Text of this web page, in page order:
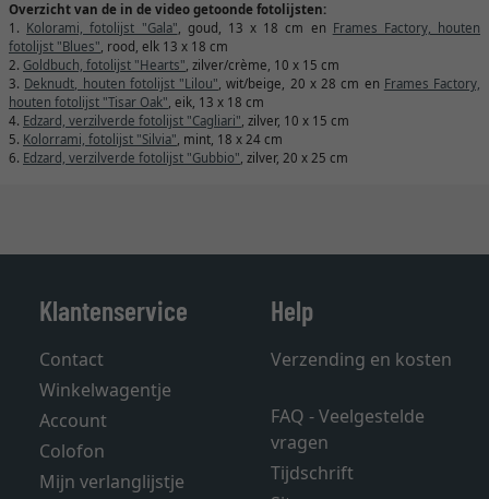
Overzicht van de in de video getoonde fotolijsten:
1. Kolorami, fotolijst "Gala", goud, 13 x 18 cm en Frames Factory, houten
fotolijst "Blues", rood, elk 13 x 18 cm
2. Goldbuch, fotolijst "Hearts", zilver/crème, 10 x 15 cm
3. Deknudt, houten fotolijst "Lilou", wit/beige, 20 x 28 cm en Frames Factory,
houten fotolijst "Tisar Oak", eik, 13 x 18 cm
4. Edzard, verzilverde fotolijst "Cagliari", zilver, 10 x 15 cm
5. Kolorrami, fotolijst "Silvia", mint, 18 x 24 cm
6. Edzard, verzilverde fotolijst "Gubbio", zilver, 20 x 25 cm
Klantenservice
Contact
Winkelwagentje
Account
Colofon
Mijn verlanglijstje
Help
Verzending en kosten
FAQ - Veelgestelde
vragen
Tijdschrift